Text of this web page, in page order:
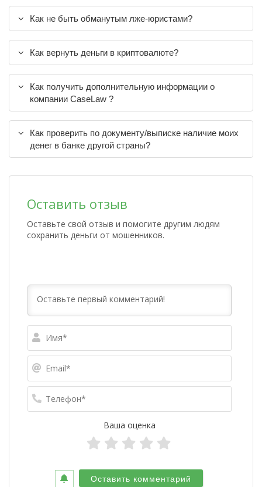
Как не быть обманутым лже-юристами?
Как вернуть деньги в криптовалюте?
Как получить дополнительную информации о
компании CaseLaw ?
Как проверить по документу/выписке наличие моих
денег в банке другой страны?
Оставить отзыв
Оставьте свой отзыв и помогите другим людям
сохранить деньги от мошенников.
Ваша оценка